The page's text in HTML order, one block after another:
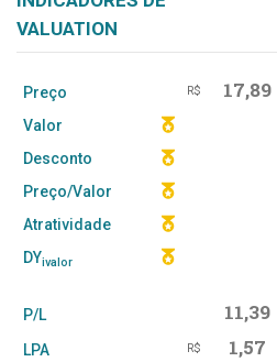
VALUATION
Preço R$ 17,89
Valor
Desconto
Preço/Valor
Atratividade
DYivalor
P/L 11,39
LPA R$ 1,57